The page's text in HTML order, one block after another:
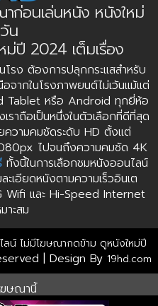
ก่อนเล่นหนัง หนังใหม่
น
ปี 2024 เต็มเรื่อง
รง ต้องการปลุกกระแสสำหรับ
ากในโรงภาพยนต์ไม่เว้นแม้แต่
Tablet หรือ Android ทุกยี่ห้อ
าถือเป็นหนึ่งในตัวเลือกที่ดีที่สุด
ความคมชัดระดับ HD ตั้งแต่
ไปจนถึงความคมชัด 4K
ทั้งนี้ในการเลือกชมหนังออนไลน์
เอียดหนังตามความเร็วอินเต
Wifi และ Hi-Speed Internet
าะสม
ลน์ ไม่มีโฆษณากดข้าม ดูหนังใหม่ปี
| Design By 19hd.com
ษณานี้